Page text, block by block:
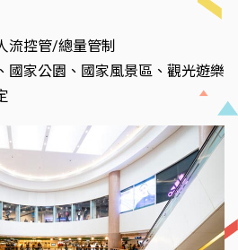
流控管/總量管制
國家公園、國家風景區、觀光遊樂